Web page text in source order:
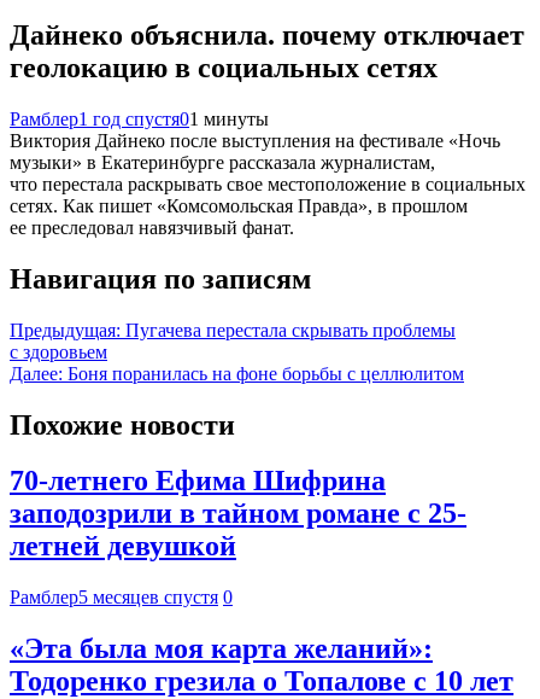
Дайнеко объяснила. почему отключает
геолокацию в социальных сетях
Рамблер1 год спустя01 минуты
Виктория Дайнеко после выступления на фестивале «Ночь
музыки» в Екатеринбурге рассказала журналистам,
что перестала раскрывать свое местоположение в социальных
сетях. Как пишет «Комсомольская Правда», в прошлом
ее преследовал навязчивый фанат.
Навигация по записям
Предыдущая: Пугачева перестала скрывать проблемы
с здоровьем
Далее: Боня поранилась на фоне борьбы с целлюлитом
Похожие новости
70-летнего Ефима Шифрина
заподозрили в тайном романе с 25-
летней девушкой
Рамблер5 месяцев спустя 0
«Эта была моя карта желаний»:
Тодоренко грезила о Топалове с 10 лет